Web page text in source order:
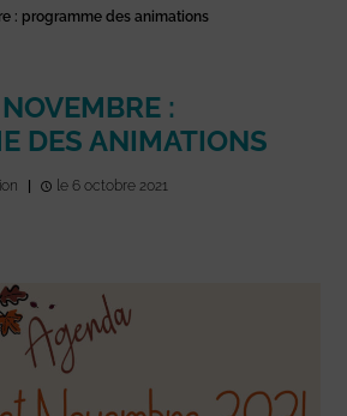
: programme des animations
:
DES ANIMATIONS
le 6 octobre 2021